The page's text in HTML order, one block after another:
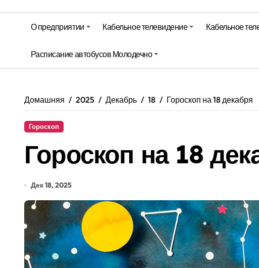
Гороскоп на 6 августа
Молодечно. Новости время местное – 07 08
О предприятии Кабельное телевидение Кабельное
Расписание автобусов Молодечно
Домашняя 2025 Декабрь 18 Гороскоп на 18 декабря
Гороскоп
Гороскоп на 18
Дек 18, 2025